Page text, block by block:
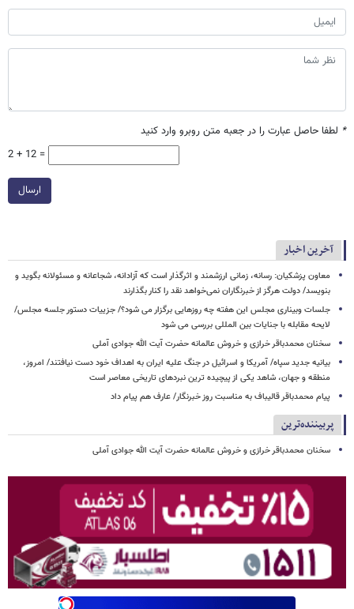
* لطفا حاصل عبارت را در جعبه متن روبرو وارد کنید
2 + 12 =
ارسال
آخرین اخبار
معاون پزشکیان: رسانه، زمانی ارزشمند و اثرگذار است که آزادانه، شجاعانه و مسئولانه بگوید و
بنویسد/ دولت هرگز از خبرنگاران نمی‌خواهد نقد را کنار بگذارند
جلسات وبیناری مجلس این هفته چه روزهایی برگزار می شود؟/ جزییات دستور جلسه مجلس/
لایحه مقابله با جنایات بین المللی بررسی می شود
سخنان محمدباقر خرازی و خروش عالمانه حضرت آیت الله جوادی آملی
بیانیه جدید سپاه/ آمریکا و اسرائیل در جنگ علیه ایران به اهداف خود دست نیافتند/ امروز،
منطقه و جهان، شاهد یکی از پیچیده ترین نبردهای تاریخی معاصر است
پیام محمدباقر قالیباف به مناسبت روز خبرنگار/ عارف هم پیام داد
پربیننده‌ترین
سخنان محمدباقر خرازی و خروش عالمانه حضرت آیت الله جوادی آملی